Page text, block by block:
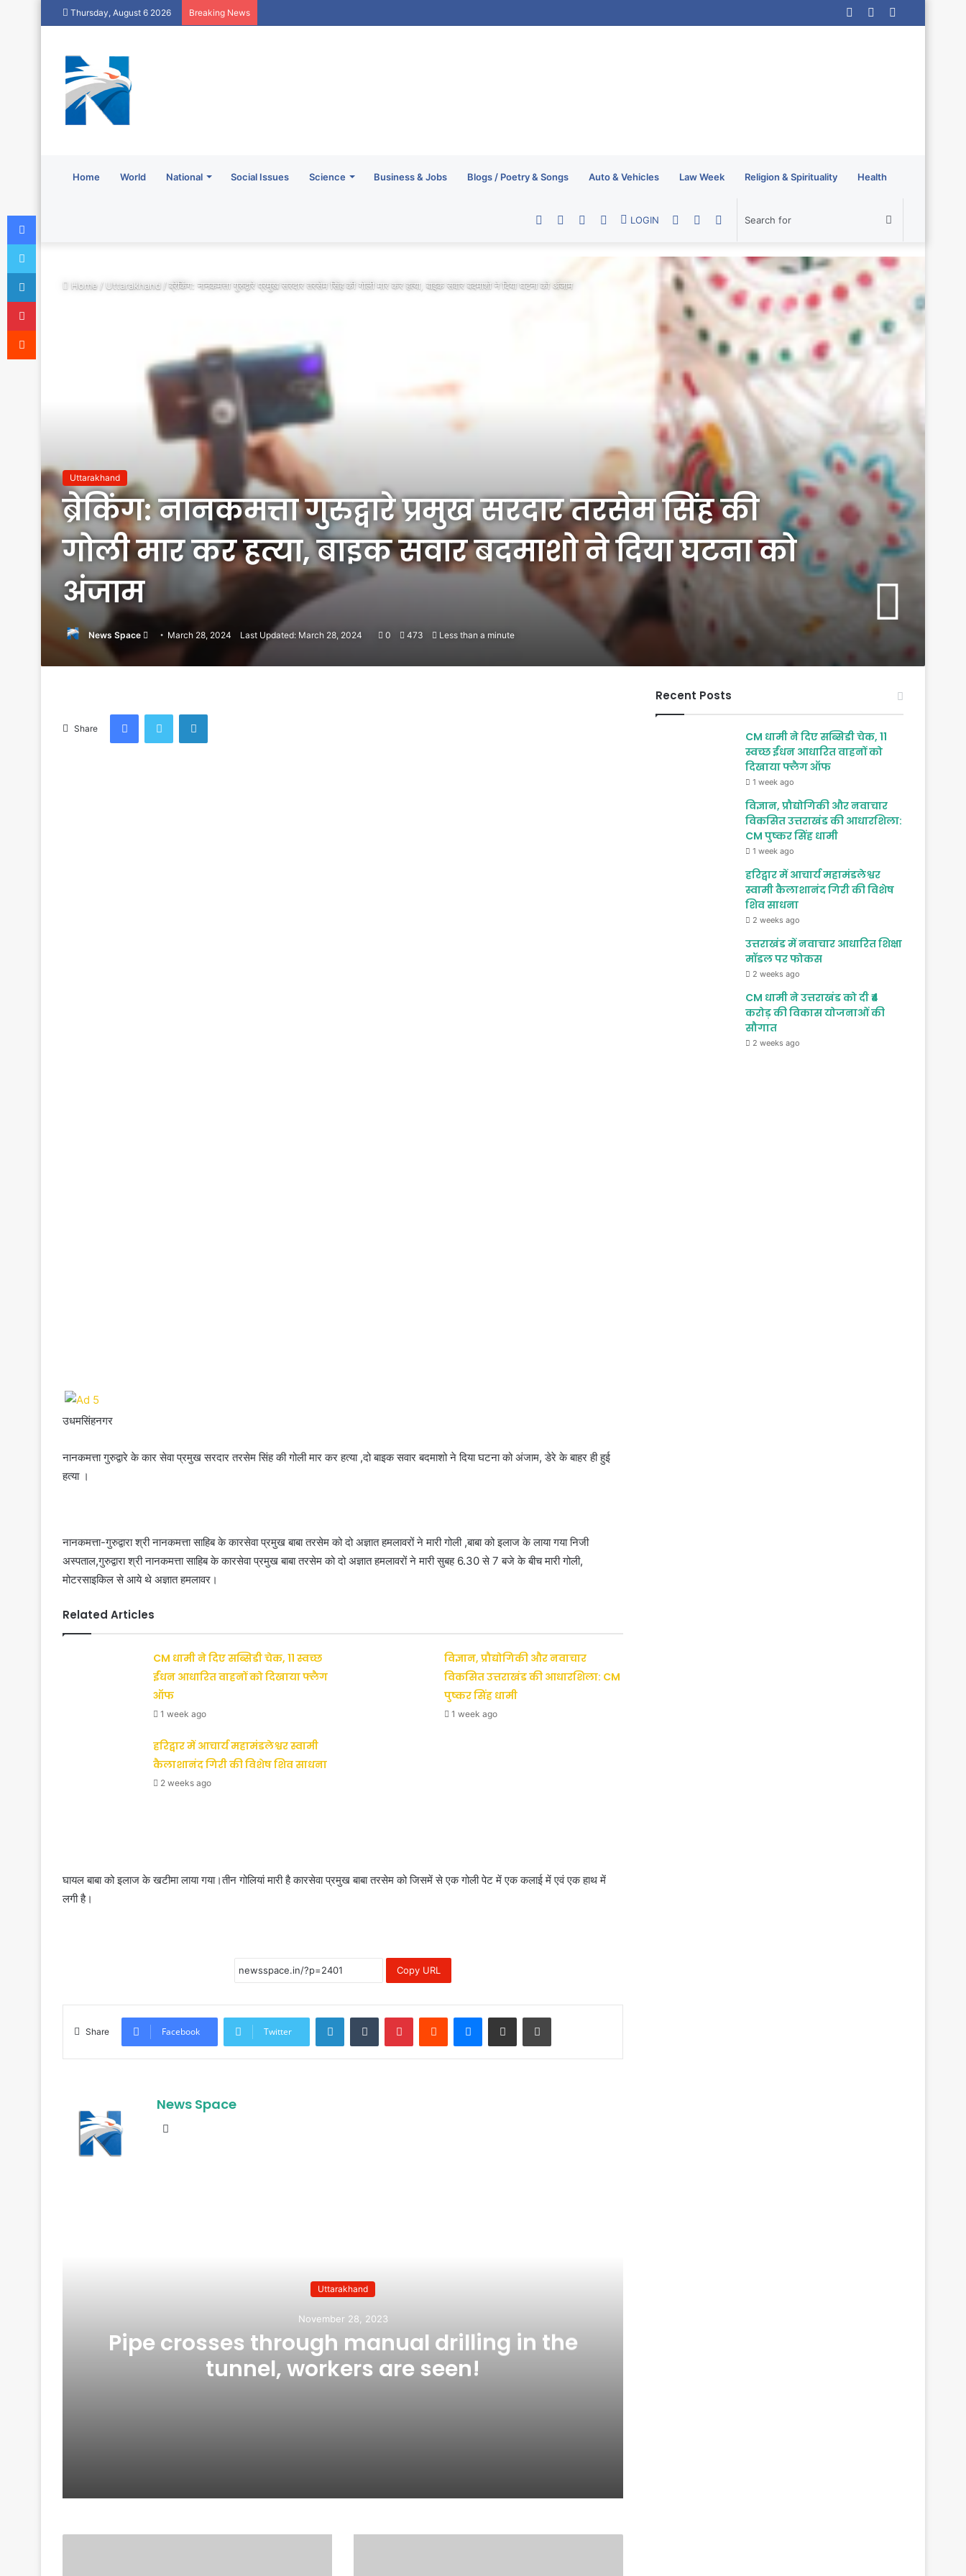
Thursday, August 6 2026 Breaking News
Random
Log
Home World National Social Issues Science Business & Jobs Blogs / Poetry & Songs Auto & Vehicles Law Week Religion & Spirituality Health
Search
for
Switch
skin
Sidebar
Random
Article
LOGIN
RSS
YouTube
Twitter
Facebook
Home/Uttarakhand /ब्रेकिंग: नानकमत्ता गुरुद्वारे प्रमुख सरदार तरसेम सिंह की गोली मार कर हत्या, बाइक सवार बदमाशो ने दिया घटना को अंजाम
Uttarakhand
ब्रेकिंग: नानकमत्ता गुरुद्वारे प्रमुख सरदार तरसेम सिंह की
गोली मार कर हत्या, बाइक सवार बदमाशो ने दिया घटना को
अंजाम
News Space
Send
email
March 28, 2024 Last Updated: March 28, 2024 0 473 Less than a minute
Share
FacebookTwitter LinkedIn
उधमसिंहनगर
नानकमत्ता गुरुद्वारे के कार सेवा प्रमुख सरदार तरसेम सिंह की गोली मार कर हत्या ,दो बाइक सवार बदमाशो ने दिया घटना को अंजाम, डेरे के बाहर ही हुई
हत्या ।
नानकमत्ता-गुरुद्वारा श्री नानकमत्ता साहिब के कारसेवा प्रमुख बाबा तरसेम को दो अज्ञात हमलावरों ने मारी गोली ,बाबा को इलाज के लाया गया निजी
अस्पताल,गुरुद्वारा श्री नानकमत्ता साहिब के कारसेवा प्रमुख बाबा तरसेम को दो अज्ञात हमलावरों ने मारी सुबह 6.30 से 7 बजे के बीच मारी गोली,
मोटरसाइकिल से आये थे अज्ञात हमलावर।
Related Articles
CM धामी ने दिए सब्सिडी चेक, 11 स्वच्छ
ईंधन आधारित वाहनों को दिखाया फ्लैग
ऑफ
1 week ago
विज्ञान, प्रौद्योगिकी और नवाचार
विकसित उत्तराखंड की आधारशिला: CM
पुष्कर सिंह धामी
1 week ago
हरिद्वार में आचार्य महामंडलेश्वर स्वामी
कैलाशानंद गिरी की विशेष शिव साधना
2 weeks ago
घायल बाबा को इलाज के खटीमा लाया गया।तीन गोलियां मारी है कारसेवा प्रमुख बाबा तरसेम को जिसमें से एक गोली पेट में एक कलाई में एवं एक हाथ में
लगी है।
Copy URL
Share Facebook Twitter
LinkedInTumblr PinterestReddit Messenger
Share via Email Print
News Space
Uttarakhand
November 28, 2023
Pipe crosses through manual drilling in the
tunnel, workers are seen!
Recent Posts
CM धामी ने दिए सब्सिडी चेक, 11
स्वच्छ ईंधन आधारित वाहनों को
दिखाया फ्लैग ऑफ
1 week ago
विज्ञान, प्रौद्योगिकी और नवाचार
विकसित उत्तराखंड की आधारशिला:
CM पुष्कर सिंह धामी
1 week ago
हरिद्वार में आचार्य महामंडलेश्वर
स्वामी कैलाशानंद गिरी की विशेष
शिव साधना
2 weeks ago
उत्तराखंड में नवाचार आधारित शिक्षा
मॉडल पर फोकस
2 weeks ago
CM धामी ने उत्तराखंड को दी ₹4
करोड़ की विकास योजनाओं की
सौगात
2 weeks ago
Facebook
Twitter
LinkedIn
Pinterest
Reddit